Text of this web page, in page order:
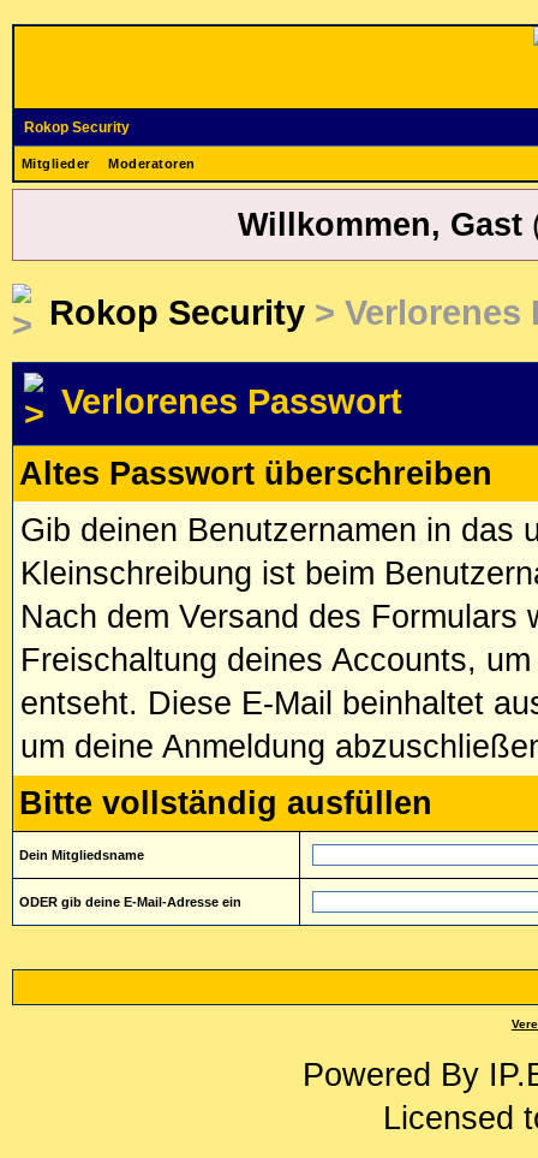
Rokop Security
Mitglieder Moderatoren
Willkommen, Gast
Rokop Security> Verlorenes
Verlorenes Passwort
Altes Passwort überschreiben
Gib deinen Benutzernamen in das
Kleinschreibung ist beim
Nach dem Versand des Formulars
Freischaltung deines Accounts,
entseht. Diese E-Mail beinhaltet
um deine Anmeldung
Bitte vollständig ausfüllen
Dein Mitgliedsname
ODER gib deine E-Mail-Adresse ein
Powered By
Licensed